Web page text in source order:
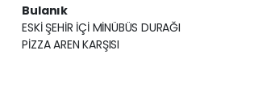
Bulanık
ESKİ ŞEHİR İÇİ MİNÜBÜS DURAĞI
PİZZA AREN KARŞISI